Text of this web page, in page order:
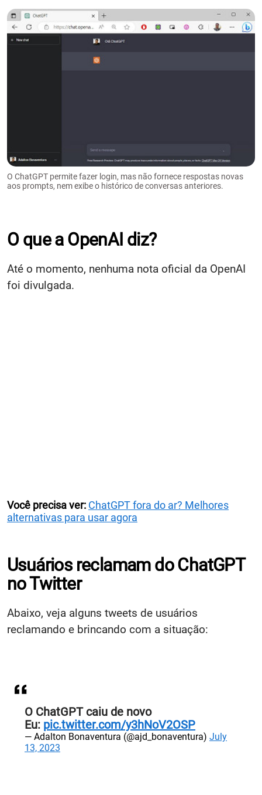
O ChatGPT permite fazer login, mas não fornece respostas novas
aos prompts, nem exibe o histórico de conversas anteriores.
O que a OpenAI diz?
Até o momento, nenhuma nota oficial da OpenAI
foi divulgada.
Você precisa ver: ChatGPT fora do ar? Melhores
alternativas para usar agora
Usuários reclamam do ChatGPT
no Twitter
Abaixo, veja alguns tweets de usuários
reclamando e brincando com a situação:
O ChatGPT caiu de novo
Eu: pic.twitter.com/y3hNoV2OSP
— Adalton Bonaventura (@ajd_bonaventura) July
13, 2023